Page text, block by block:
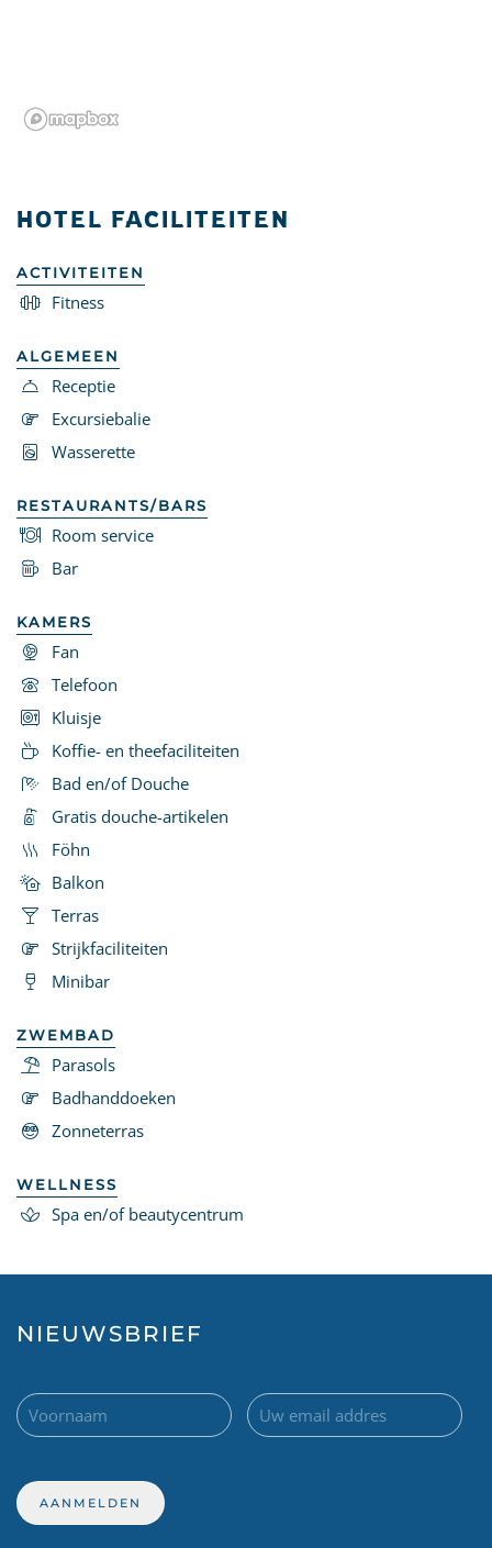
HOTEL FACILITEITEN
ACTIVITEITEN
Fitness
ALGEMEEN
Receptie
Excursiebalie
Wasserette
RESTAURANTS/BARS
Room service
Bar
KAMERS
Fan
Telefoon
Kluisje
Koffie- en theefaciliteiten
Bad en/of Douche
Gratis douche-artikelen
Föhn
Balkon
Terras
Strijkfaciliteiten
Minibar
ZWEMBAD
Parasols
Badhanddoeken
Zonneterras
WELLNESS
Spa en/of beautycentrum
NIEUWSBRIEF